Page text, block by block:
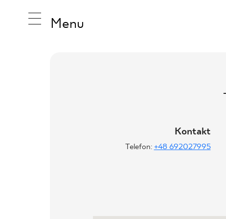
Menu
Kontakt
Telefon: +48 692027995